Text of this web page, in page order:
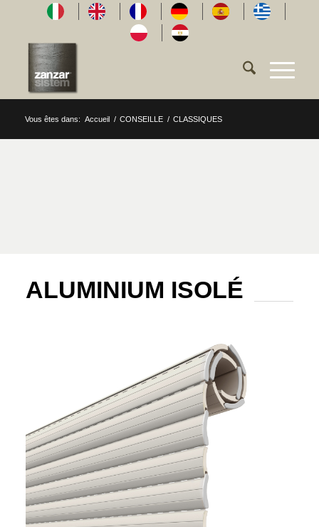
Vous êtes dans: Accueil / CONSEILLE / CLASSIQUES
ALUMINIUM ISOLÉ